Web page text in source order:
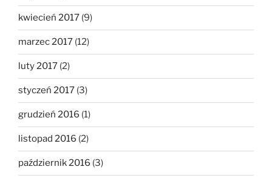
kwiecień 2017 (9)
marzec 2017 (12)
luty 2017 (2)
styczeń 2017 (3)
grudzień 2016 (1)
listopad 2016 (2)
październik 2016 (3)